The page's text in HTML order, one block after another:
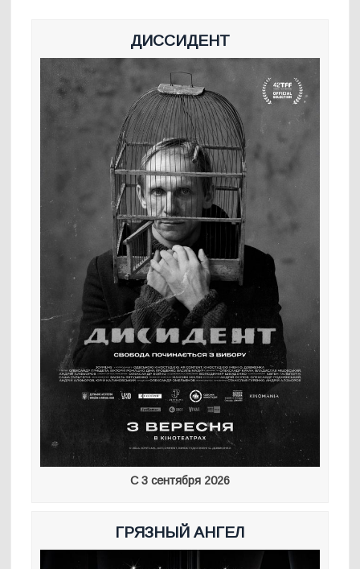
ДИССИДЕНТ
С 3 сентября 2026
ГРЯЗНЫЙ АНГЕЛ